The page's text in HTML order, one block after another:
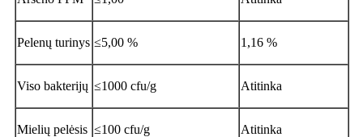
Pelenų turinys ≤5,00 % 1,16 %
Viso bakterijų ≤1000 cfu/g Atitinka
Mielių pelėsis ≤100 cfu/g Atitinka